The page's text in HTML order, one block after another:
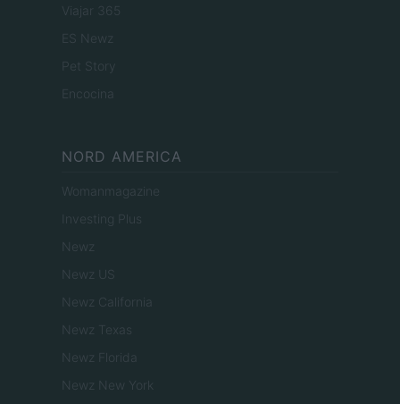
Viajar 365
ES Newz
Pet Story
Encocina
NORD AMERICA
Womanmagazine
Investing Plus
Newz
Newz US
Newz California
Newz Texas
Newz Florida
Newz New York